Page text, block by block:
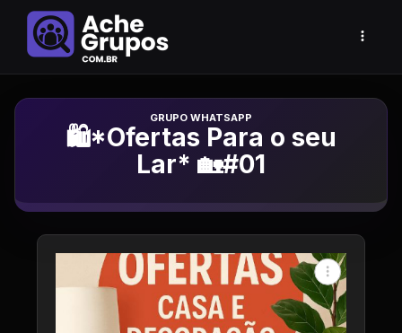
Grupo de Whatsapp
🛍️*Ofertas Para o seu
Lar* 🏡#01